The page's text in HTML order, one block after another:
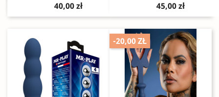
40,00 zł 45,00 zł
-20,00 ZŁ